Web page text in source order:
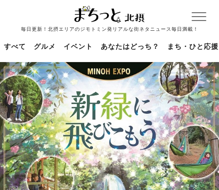
毎日更新！北摂エリアのジモトミン発リアルな街ネタニュース毎日満載！
すべて グルメ イベント あなたはどっち？ まち・ひと応援